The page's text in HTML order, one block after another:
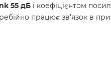
55 дБ і коефіцієнтом
працює зв'язок в